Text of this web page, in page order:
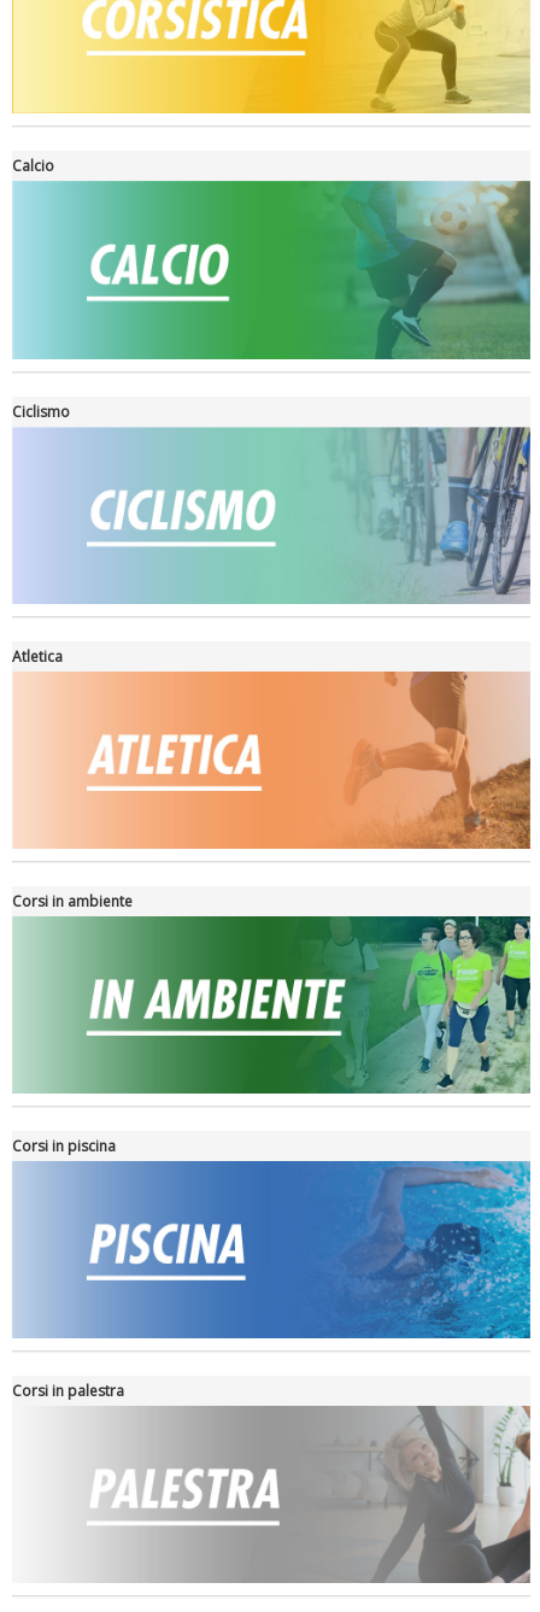
Tiziano Pesce a Radio InBlu2000 traccia il bilancio della stagione
Ddl Lobby, Uisp: “Il Parlamento valorizzi le nostre specificità"
La formazione Uisp rallenta ma prosegue anche in estate
Tiziano Pesce nel Cda di Fondazione Terzjus: prima riunione a
Roma
Calcio
Ciclismo
Atletica
Corsi in ambiente
Corsi in piscina
Corsi in palestra